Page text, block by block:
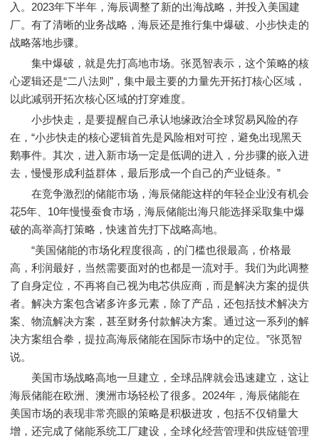
入。2023年下半年，海辰调整了新的出海战略，并投入美国建
厂。有了清晰的业务战略，海辰还是推行集中爆破、小步快走的
战略落地步骤。
集中爆破，就是先打高地市场。张觅智表示，这个策略的核
心逻辑还是“二八法则”，集中最主要的力量先开拓打核心区域，
以此减弱开拓次核心区域的打穿难度。
小步快走，是要提醒自己承认地缘政治全球贸易风险的存
在，“小步快走的核心逻辑首先是风险相对可控，避免出现黑天
鹅事件。其次，进入新市场一定是低调的进入，分步骤的嵌入进
去，慢慢形成利益群体，最后形成一个自己的产业链条。”
在竞争激烈的储能市场，海辰储能这样的年轻企业没有机会
花5年、10年慢慢蚕食市场，海辰储能出海只能选择采取集中爆
破的高举高打策略，快速首先打下战略高地。
“美国储能的市场化程度很高，的门槛也很最高，价格最
高，利润最好，当然需要面对的也都是一流对手。我们为此调整
了自身定位，不再将自己视为电芯供应商，而是解决方案的提供
者。解决方案包含诸多许多元素，除了产品，还包括技术解决方
案、物流解决方案，甚至财务付款解决方案。通过这一系列的解
决方案组合拳，提拉高海辰储能在国际市场中的定位。”张觅智
说。
美国市场战略高地一旦建立，全球品牌就会迅速建立，这让
海辰储能在欧洲、澳洲市场轻松了很多。2024年，海辰储能在
美国市场的表现非常亮眼的策略是积极进攻，包括不仅销量大
增，还完成了储能系统工厂建设，全球化经营管理和供应链管理